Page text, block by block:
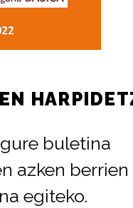
buletina
azken berrien
egiteko.